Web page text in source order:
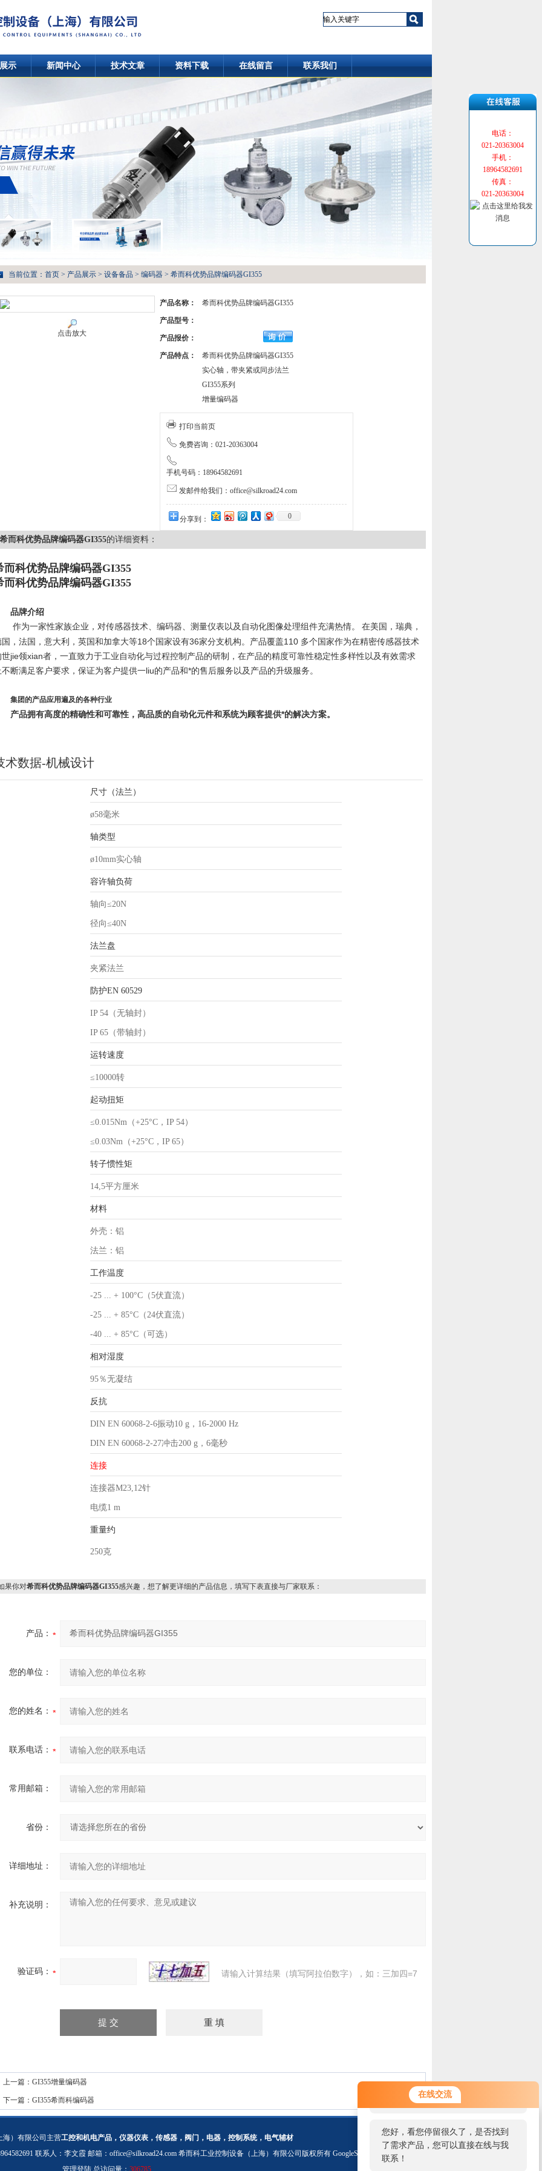
在线交流
您好！欢迎前来咨询，很高兴为您
服务，请问您要咨询什么问题呢？
您好，看您停留很久了，是否找到
了需求产品，您可以直接在线与我
联系！
示 新闻中心 技术文章 资料下载 在线留言 联系我们
当前位置： 首页 > 产品展示 > 设备备品 > 编码器 > 希而科优势品牌编码器GI355
点击放大
产品名称： 希而科优势品牌编码器GI355
产品型号：
产品报价：
产品特点：
希而科优势品牌编码器GI355
实心轴，带夹紧或同步法兰
GI355系列
增量编码器
打印当前页
免费咨询：021-20363004
手机号码：18964582691
发邮件给我们：office@silkroad24.com
分享到： 0
希而科优势品牌编码器GI355的详细资料：
而科优势品牌编码器GI355
而科优势品牌编码器GI355
品牌介绍
作为一家性家族企业，对传感器技术、编码器、测量仪表以及自动化图像处理组件充满热情。
在美国， 瑞典 ，
国，法国，意大利，英国和加拿大等18个国家设有36家分支机构。产品覆盖110 多个国家作为在精密传感器技术
jie领xian者， 一直致力于工业自动化与过程控制产品的研制，在产品的精度可靠性稳定性多样性以及有效需求
不断满足客户要求，保证为客户提供一liu的产品和*的售后服务以及产品的升级服务。
集团的产品应用遍及的各种行业
产品拥有高度的精确性和可靠性，高品质的自动化元件和系统为顾客提供*的解决方案。
术数据-机械设计
尺寸（法兰）
ø58毫米
轴类型
ø10mm实心轴
容许轴负荷
轴向≤20N
径向≤40N
法兰盘
夹紧法兰
防护EN 60529
IP 54（无轴封）
IP 65（带轴封）
运转速度
≤10000转
起动扭矩
≤0.015Nm（+25°C，IP 54）
≤0.03Nm（+25°C，IP 65）
转子惯性矩
14,5平方厘米
材料
外壳：铝
法兰：铝
工作温度
-25 ... + 100°C（5伏直流）
-25 ... + 85°C（24伏直流）
-40 ... + 85°C（可选）
相对湿度
95％无凝结
反抗
DIN EN 60068-2-6振动10 g，16‑2000 Hz
DIN EN 60068-2-27冲击200 g，6毫秒
连接
连接器M23,12针
电缆1 m
重量约
250克
你对希而科优势品牌编码器GI355感兴趣，想了解更详细的产品信息，填写下表直接与厂家联系：
产品：
您的单位：
您的姓名：
联系电话：
常用邮箱：
省份：
详细地址：
补充说明：
验证码： 请输入计算结果（填写阿拉伯数字），如：三加四=7
上一篇： GI355增量编码器
下一篇： GI355希而科编码器
海）有限公司主营工控和机电产品，仪器仪表，传感器，阀门，电器，控制系统，电气辅材
联系人：李文霞 邮箱： office@silkroad24.com 希而科工业控制设备（上海）有限公司版权所有 GoogleSitemap
管理登陆 总访问量： 306785
电话：
021-20363004
手机：
18964582691
传真：
021-20363004